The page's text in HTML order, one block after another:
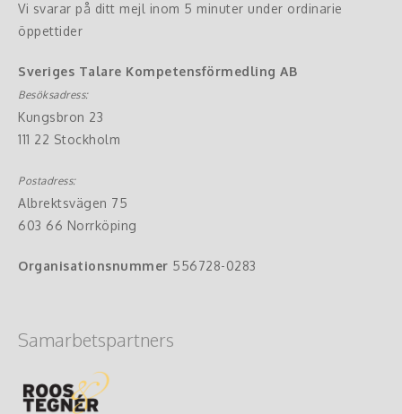
Vi svarar på ditt mejl inom 5 minuter under ordinarie
öppettider
Sveriges Talare Kompetensförmedling AB
Besöksadress:
Kungsbron 23
111 22 Stockholm
Postadress:
Albrektsvägen 75
603 66 Norrköping
Organisationsnummer 556728-0283
Samarbetspartners